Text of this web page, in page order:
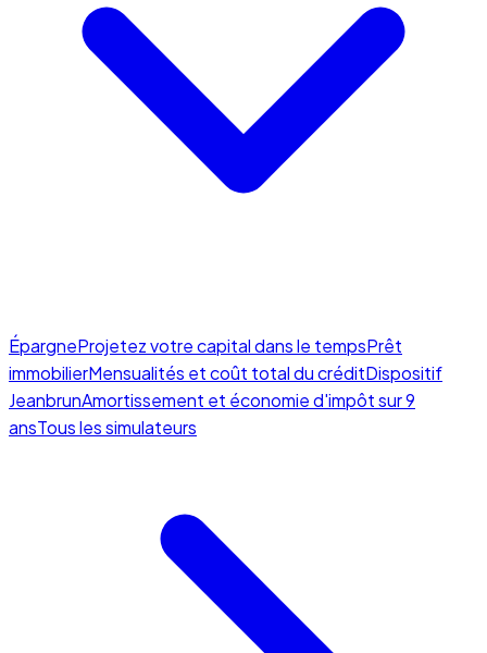
ÉpargneProjetez votre capital dans le tempsPrêt
immobilierMensualités et coût total du créditDispositif
JeanbrunAmortissement et économie d'impôt sur 9
ansTous les simulateurs